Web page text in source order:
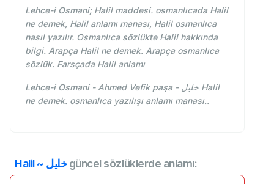
Lehce-i Osmani; Halil maddesi. osmanlıcada Halil
ne demek, Halil anlamı manası, Halil osmanlıca
nasıl yazılır. Osmanlıca sözlükte Halil hakkında
bilgi. Arapça Halil ne demek. Arapça osmanlıca
sözlük. Farsçada Halil anlamı
Lehce-i Osmani - Ahmed Vefik paşa - خليل Halil
ne demek. osmanlıca yazılışı anlamı manası..
Halil ~ خليلgüncel sözlüklerde anlamı: